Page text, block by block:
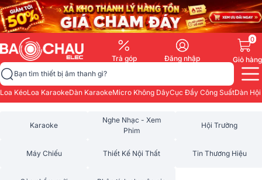
Trả góp Đăng nhập
0
Giỏ hàng
Bạn tìm thiết bị âm thanh gì?
Loa KéoLoa KaraokeDàn KaraokeMicro Không DâyCục Đẩy Công SuấtDàn
Karaoke
Nghe Nhạc - Xem
Phim
Hội Trường
Máy Chiếu Thiết Kế Nội Thất Tin Thương Hiệu